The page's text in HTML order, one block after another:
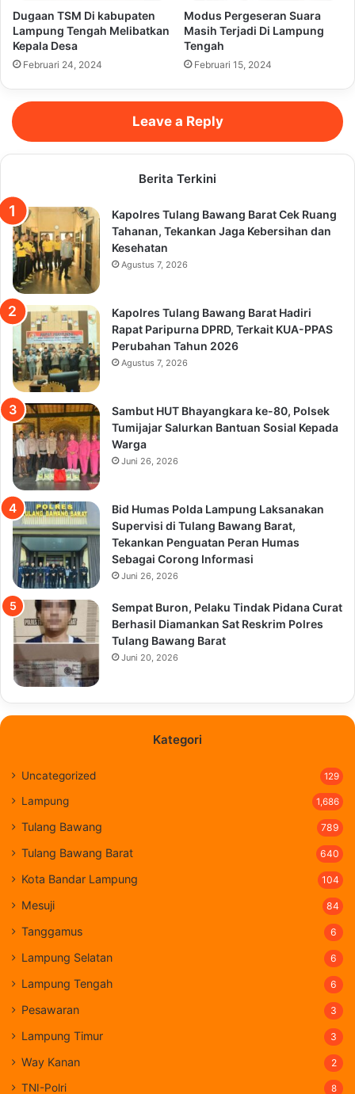
Dugaan TSM Di kabupaten
Lampung Tengah Melibatkan
Kepala Desa
Februari 24, 2024
Modus Pergeseran Suara
Masih Terjadi Di Lampung
Tengah
Februari 15, 2024
Leave a Reply
Berita Terkini
Kapolres Tulang Bawang Barat Cek Ruang
Tahanan, Tekankan Jaga Kebersihan dan
Kesehatan
Agustus 7, 2026
Kapolres Tulang Bawang Barat Hadiri
Rapat Paripurna DPRD, Terkait KUA-PPAS
Perubahan Tahun 2026
Agustus 7, 2026
Sambut HUT Bhayangkara ke-80, Polsek
Tumijajar Salurkan Bantuan Sosial Kepada
Warga
Juni 26, 2026
Bid Humas Polda Lampung Laksanakan
Supervisi di Tulang Bawang Barat,
Tekankan Penguatan Peran Humas
Sebagai Corong Informasi
Juni 26, 2026
Sempat Buron, Pelaku Tindak Pidana Curat
Berhasil Diamankan Sat Reskrim Polres
Tulang Bawang Barat
Juni 20, 2026
Kategori
Uncategorized 129
Lampung 1,686
Tulang Bawang 789
Tulang Bawang Barat 640
Kota Bandar Lampung 104
Mesuji 84
Tanggamus 6
Lampung Selatan 6
Lampung Tengah 6
Pesawaran 3
Lampung Timur 3
Way Kanan 2
TNI-Polri 8